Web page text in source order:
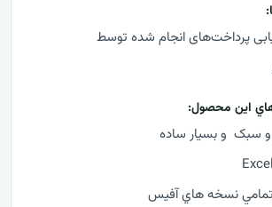
پرداخت‌های انجام شده توسط
اين محصول:
سبک و بسیار ساده
تمامي نسخه هاي آفيس